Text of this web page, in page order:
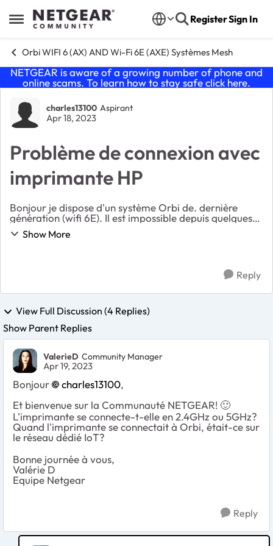
Open Side Menu
Skip to content RegisterSign In
Orbi WIFI 6 (AX) AND Wi-Fi 6E (AXE) Systèmes Mesh
NETGEAR is aware of a growing number of phone and
online scams. To learn how to stay safe click here.
Forum Discussion
charles13100 Aspirant
Apr 18, 2023
Problème de connexion avec
imprimante HP
Bonjour je dispose d'un système Orbi de. dernière
génération (wifi 6E). Il est impossible depuis quelques
temps d'imprimer (HP officejet pro 8730). Le statut de
l'imprimante apparaît déconnecté. Je...
Show More
Reply
View Full Discussion (4 Replies)
Show Parent Replies
ValerieD Community Manager
Apr 19, 2023
Bonjour charles13100,
Et bienvenue sur la Communauté NETGEAR! 🙂
L'imprimante se connecte-t-elle en 2.4GHz ou 5GHz?
Quand l'imprimante se connectait à Orbi, était-ce sur
le réseau dédié IoT?
Bonne journée à vous,
Valérie D
Equipe Netgear
Reply